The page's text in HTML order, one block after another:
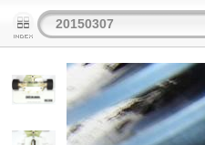
20150307